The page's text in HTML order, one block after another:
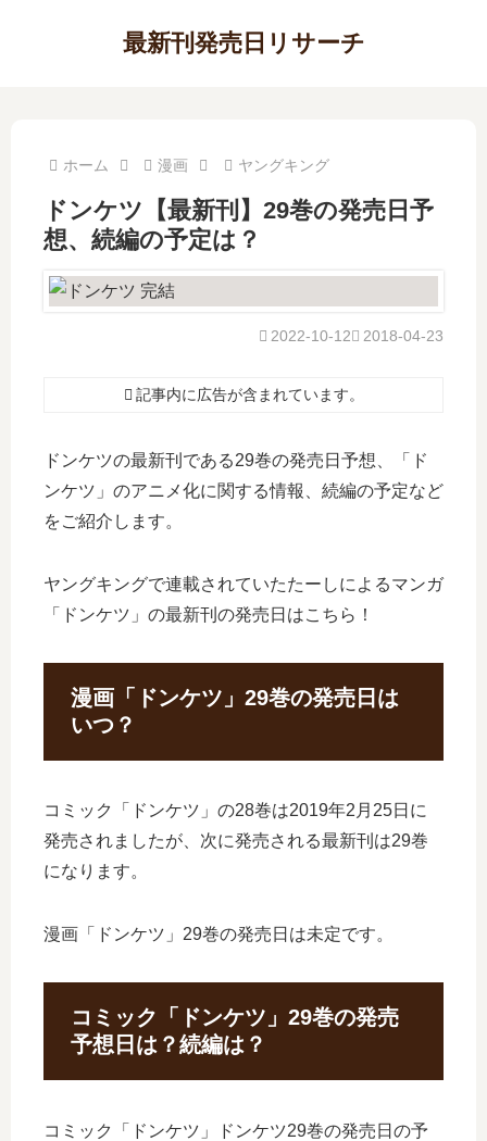
最新刊発売日リサーチ
ホーム 漫画 ヤングキング
ドンケツ【最新刊】29巻の発売日予
想、続編の予定は？
2018-04-23
2022-10-12
記事内に広告が含まれています。
ドンケツの最新刊である29巻の発売日予想、「ド
ンケツ」のアニメ化に関する情報、続編の予定など
をご紹介します。
ヤングキングで連載されていたたーしによるマンガ
「ドンケツ」の最新刊の発売日はこちら！
漫画「ドンケツ」29巻の発売日は
いつ？
コミック「ドンケツ」の28巻は2019年2月25日に
発売されましたが、次に発売される最新刊は29巻
になります。
漫画「ドンケツ」29巻の発売日は未定です。
コミック「ドンケツ」29巻の発売
予想日は？続編は？
コミック「ドンケツ」ドンケツ29巻の発売日の予